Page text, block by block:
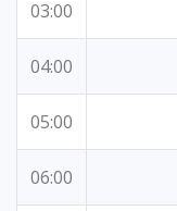
03:00
04:00
05:00
06:00